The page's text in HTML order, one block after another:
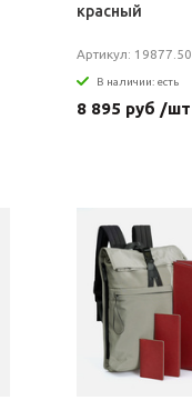
красный
Артикул: 19877.50
В наличии: есть
8 895 руб /шт